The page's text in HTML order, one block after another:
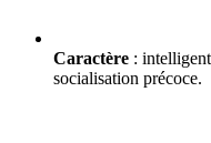
Caractère :
socialisation précoce.